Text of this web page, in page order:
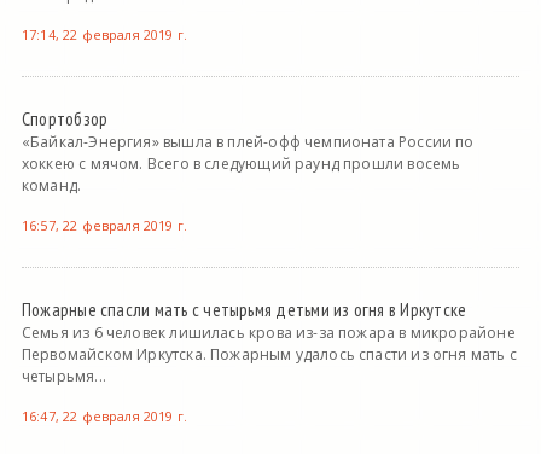
17:14, 22 февраля 2019 г.
Спортобзор
«Байкал-Энергия» вышла в плей-офф чемпионата России по
хоккею с мячом. Всего в следующий раунд прошли восемь
команд.
16:57, 22 февраля 2019 г.
Пожарные спасли мать с четырьмя детьми из огня в Иркутске
Семья из 6 человек лишилась крова из-за пожара в микрорайоне
Первомайском Иркутска. Пожарным удалось спасти из огня мать с
четырьмя...
16:47, 22 февраля 2019 г.